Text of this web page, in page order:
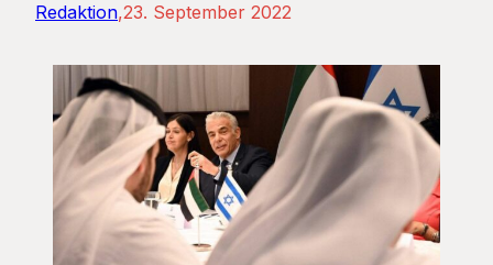
Redaktion 23. September 2022